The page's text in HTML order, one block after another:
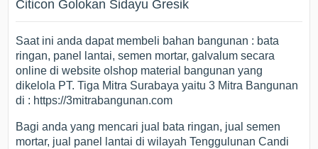
Citicon Golokan Sidayu Gresik
Saat ini anda dapat membeli bahan bangunan : bata
ringan, panel lantai, semen mortar, galvalum secara
online di website olshop material bangunan yang
dikelola PT. Tiga Mitra Surabaya yaitu 3 Mitra Bangunan
di : https://3mitrabangunan.com
Bagi anda yang mencari jual bata ringan, jual semen
mortar, jual panel lantai di wilayah Tenggulunan Candi